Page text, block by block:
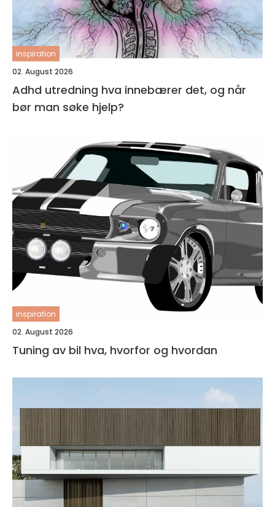
inspiration
02. August 2026
Adhd utredning hva innebærer det, og når
bør man søke hjelp?
inspiration
02. August 2026
Tuning av bil hva, hvorfor og hvordan